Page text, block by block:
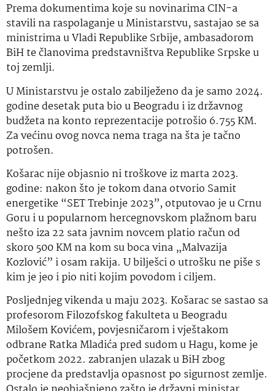
Prema dokumentima koje su novinarima CIN-a
stavili na raspolaganje u Ministarstvu, sastajao se sa
ministrima u Vladi Republike Srbije, ambasadorom
BiH te članovima predstavništva Republike Srpske u
toj zemlji.
U Ministarstvu je ostalo zabilježeno da je samo 2024.
godine desetak puta bio u Beogradu i iz državnog
budžeta na konto reprezentacije potrošio 6.755 KM.
Za većinu ovog novca nema traga na šta je tačno
potrošen.
Košarac nije objasnio ni troškove iz marta 2023.
godine: nakon što je tokom dana otvorio Samit
energetike “SET Trebinje 2023”, otputovao je u Crnu
Goru i u popularnom hercegnovskom plažnom baru
nešto iza 22 sata javnim novcem platio račun od
skoro 500 KM na kom su boca vina „Malvazija
Kozlović” i osam rakija. U bilješci o utrošku ne piše s
kim je jeo i pio niti kojim povodom i ciljem.
Posljednjeg vikenda u maju 2023. Košarac se sastao sa
profesorom Filozofskog fakulteta u Beogradu
Milošem Kovićem, povjesničarom i vještakom
odbrane Ratka Mladića pred sudom u Hagu, kome je
početkom 2022. zabranjen ulazak u BiH zbog
procjene da predstavlja opasnost po sigurnost zemlje.